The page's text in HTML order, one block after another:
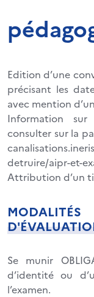
Edition d’une
précisant les
avec mention
Information sur
consulter sur la
detruire/aipr-et-
Attribution d’un
MODALITÉS
Se munir
d’identité ou
l’examen.